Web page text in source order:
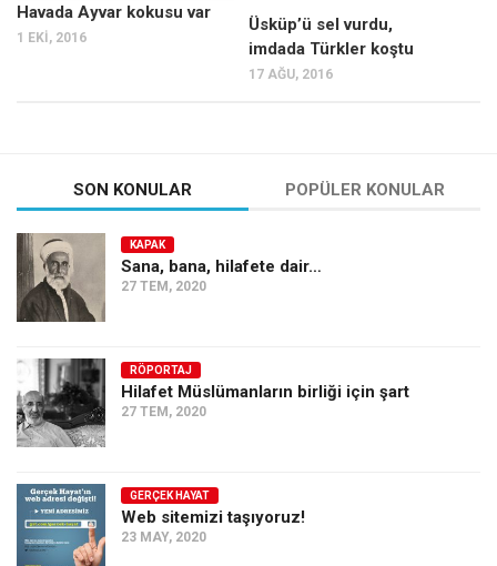
Havada Ayvar kokusu var
1 EKI, 2016
Üsküp’ü sel vurdu,
imdada Türkler koştu
17 AĞU, 2016
SON KONULAR POPÜLER KONULAR
KAPAK
Sana, bana, hilafete dair…
27 TEM, 2020
RÖPORTAJ
Hilafet Müslümanların birliği için şart
27 TEM, 2020
GERÇEK HAYAT
Web sitemizi taşıyoruz!
23 MAY, 2020